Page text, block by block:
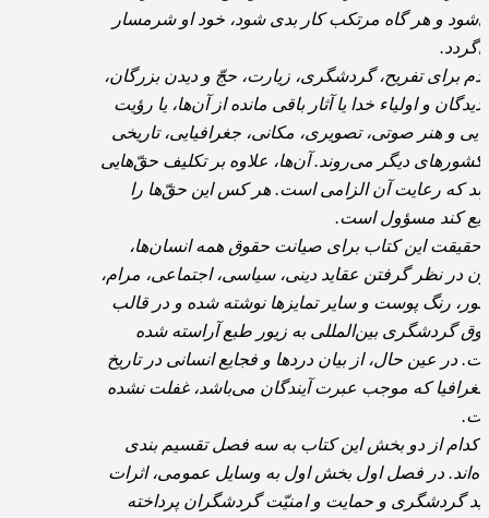
و هر گاه مرتکب کار بدی شود، خود او شرمسار
برای تفریح، گردشگری، زیارت، حجّ و دیدن بزرگان،
و اولیاء خدا یا آثار باقی مانده از آن‌ها، یا رؤیت
و هنر صوتی، تصویری، مکانی، جغرافیایی، تاریخی
کشورهای دیگر می‌روند. آن‌ها، علاوه بر تکلیف حقّ‌هایی
که رعایت آن الزامی است. هر کس این حقّ‌ها را
کند مسؤول است.
حقیقت این کتاب برای صیانت حقوق همه انسان‌ها،
در نظر گرفتن عقاید دینی، سیاسی، اجتماعی، مرام،
رنگ پوست و سایر تمایزها نوشته شده و در قالب
گردشگری بین‌المللی به زیور طبع آراسته شده
در عین حال، از بیان دردها و فجایع انسانی در تاریخ
که موجب عبرت آیندگان می‌باشد، غفلت نشده
کدام از دو بخش این کتاب به سه فصل تقسیم بندی
در فصل اول بخش اول به وسایل عمومی، اثرات
گردشگری و حمایت و امنیّت گردشگران پرداخته